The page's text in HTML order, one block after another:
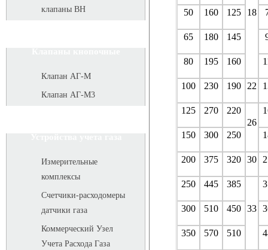
клапаны ВН
Клапан АГ-М
Клапан АГ-М3
Измерительные
комплексы
Счетчики-расходомеры
датчики газа
Коммерческий Узел
Учета Расхода Газа
18
50 160 125
65 180 145
80 195 160
100 230 190 22
125 270
220
26
150 300 250
200 375 320 30
250 445 385
33
300 510 450
350 570 510